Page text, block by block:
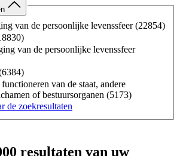
zorg
van de persoonlijke levenssfeer (22854)
van de persoonlijke levenssfeer
van de staat, andere
of bestuursorganen (5173)
van onevenredige bevoordeling of
betrekkingen
van onevenredige benadeling
de zoekresultaten
resultaten van uw